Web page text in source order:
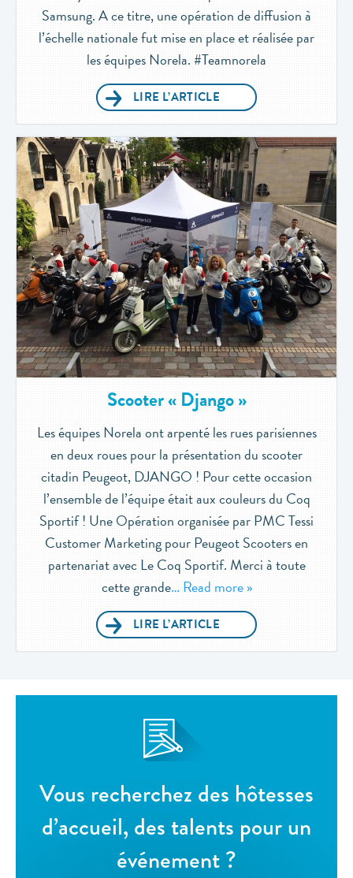
Samsung. A ce titre, une opération de diffusion à
l’échelle nationale fut mise en place et réalisée par
les équipes Norela. #Teamnorela
LIRE L’ARTICLE
Scooter « Django »
Les équipes Norela ont arpenté les rues parisiennes
en deux roues pour la présentation du scooter
citadin Peugeot, DJANGO ! Pour cette occasion
l’ensemble de l’équipe était aux couleurs du Coq
Sportif ! Une Opération organisée par PMC Tessi
Customer Marketing pour Peugeot Scooters en
partenariat avec Le Coq Sportif. Merci à toute
cette grande… Read more »
LIRE L’ARTICLE
Vous recherchez des hôtesses
d’accueil, des talents pour un
événement ?